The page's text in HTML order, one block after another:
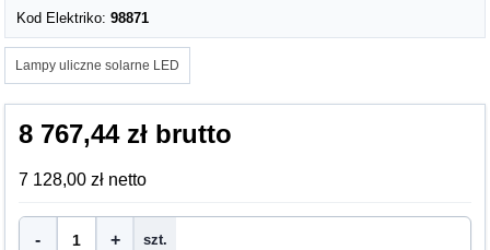
Kod Elektriko:98871
Lampy uliczne solarne LED
8 767,44 zł brutto
7 128,00 zł netto
- + szt.